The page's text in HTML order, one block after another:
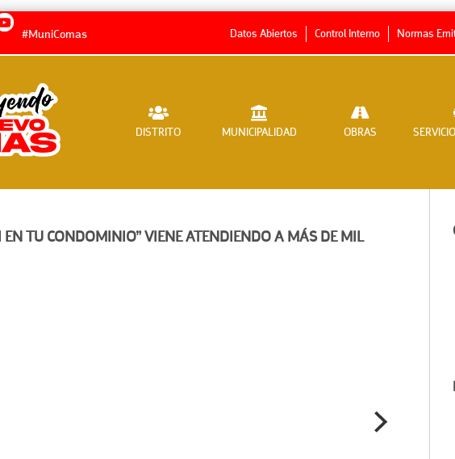
#MuniComas Datos Abiertos Control Interno Normas
DISTRITO MUNICIPALIDAD OBRAS
TU CONDOMINIO” VIENE ATENDIENDO A MÁS DE MIL